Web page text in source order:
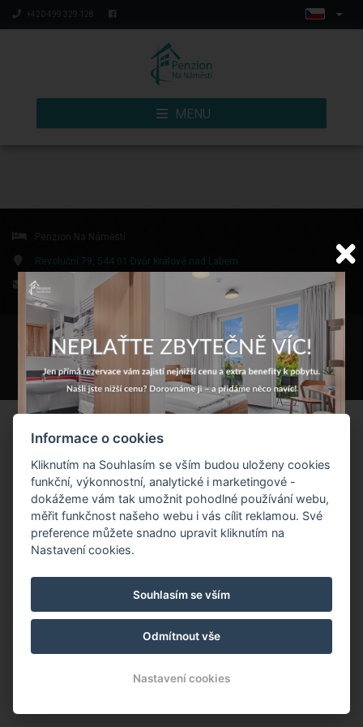
+420 499 329 128
MENU
Penzion Na Náměstí
Revoluční 79, 544 01 Dvůr Králové nad Labem
penzion@nanamesti.cz +420 499 329 128
© Copyright 2026 | Všechna práva vyhrazena
Informace o cookies
Kliknutím na Souhlasím se vším budou uloženy cookies
funkční, výkonnostní, analytické i marketingové -
dokážeme vám tak umožnit pohodlné používání webu,
měřit funkčnost našeho webu i vás cílit reklamou. Své
preference můžete snadno upravit kliknutím na
Nastavení cookies.
Souhlasím se vším
Odmítnout vše
Nastavení cookies